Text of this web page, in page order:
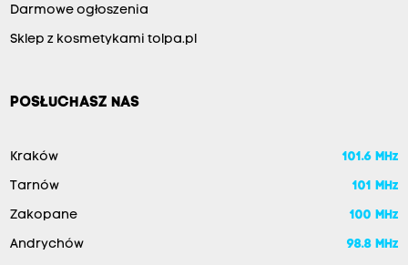
Darmowe ogłoszenia
Sklep z kosmetykami tolpa.pl
POSŁUCHASZ NAS
Kraków 101.6 MHz
Tarnów 101 MHz
Zakopane 100 MHz
Andrychów 98.8 MHz